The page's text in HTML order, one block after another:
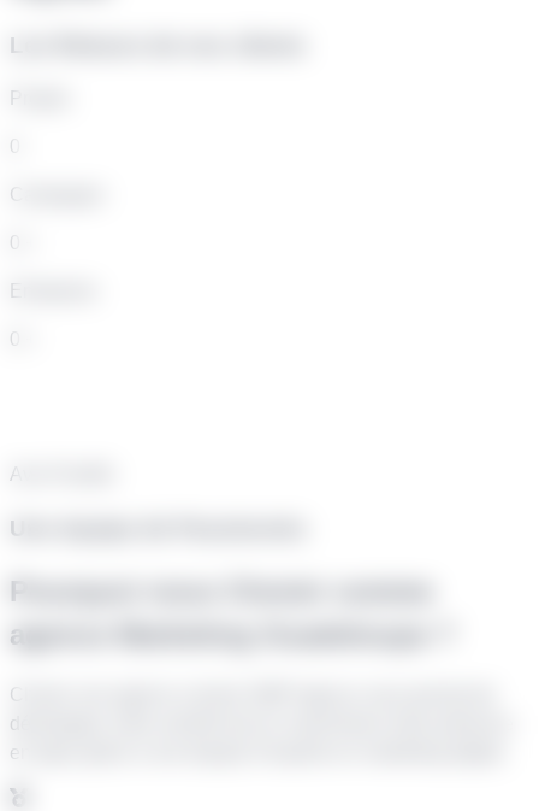
Les Retours de nos clients
0
Campagne
0
0
Avis Positifs
Une équipe de Passionnés
Pourquoi nous Choisir comme
agence Marketing Guadeloupe ?
Choisir une agence comme SMP Agency vous permet de
développer votre activité tout en maximisant votre présence
en ligne grâce à une équipe d’experts en marketing digital.